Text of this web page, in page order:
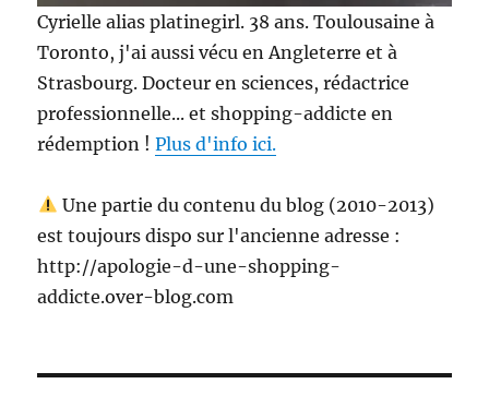
Cyrielle alias platinegirl. 38 ans. Toulousaine à
Toronto, j'ai aussi vécu en Angleterre et à
Strasbourg. Docteur en sciences, rédactrice
professionnelle... et shopping-addicte en
rédemption !Plus d'info ici.
Une partie du contenu du blog (2010-2013)
est toujours dispo sur l'ancienne adresse :
http://apologie-d-une-shopping-
addicte.over-blog.com